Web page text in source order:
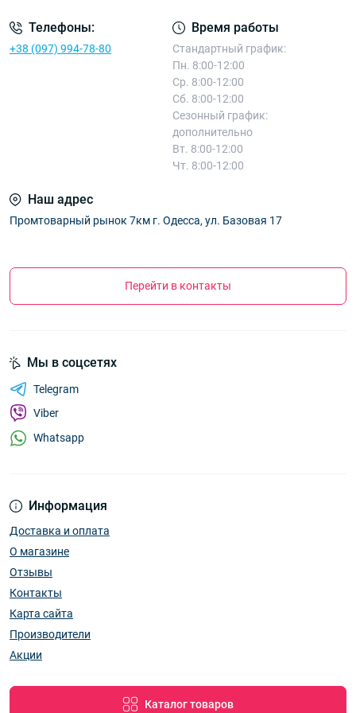
Телефоны:
+38 (097) 994-78-80
Время работы
Стандартный график:
Пн. 8:00-12:00
Ср. 8:00-12:00
Сб. 8:00-12:00
Сезонный график:
дополнительно
Вт. 8:00-12:00
Чт. 8:00-12:00
Наш адрес
Промтоварный рынок 7км г. Одесса, ул. Базовая 17
Перейти в контакты
Информация
Доставка и оплата
О магазине
Отзывы
Контакты
Карта сайта
Производители
Акции
Каталог товаров
Мы в соцсетях
Telegram
Viber
Whatsapp